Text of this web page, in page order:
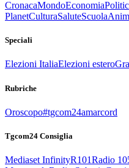
CronacaMondoEconomia
PlanetCulturaSaluteScuola
Speciali
Elezioni ItaliaElezioni estero
Rubriche
Oroscopo#tgcom24amarcord
Tgcom24 Consiglia
Mediaset InfinityR101Radio